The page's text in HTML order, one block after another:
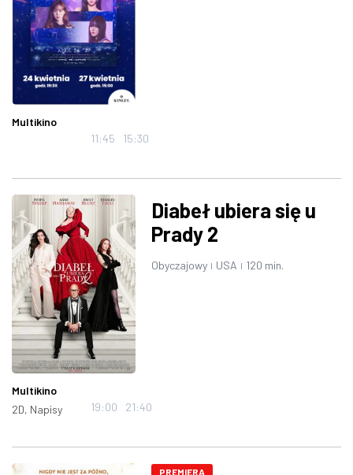
Multikino
11:45
15:30
Diabeł ubiera się u
Prady 2
Obyczajowy | USA | 120 min.
Multikino
2D, Napisy
19:00 21:40
PREMIERA